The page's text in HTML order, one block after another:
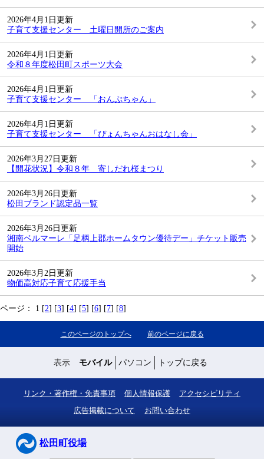
2026年4月1日更新
子育て支援センター 土曜日開所のご案内
2026年4月1日更新
令和８年度松田町スポーツ大会
2026年4月1日更新
子育て支援センター 「おんぷちゃん」
2026年4月1日更新
子育て支援センター 「ぴょんちゃんおはなし会」
2026年3月27日更新
【開花状況】令和８年 寄しだれ桜まつり
2026年3月26日更新
松田ブランド認定品一覧
2026年3月26日更新
湘南ベルマーレ「足柄上郡ホームタウン優待デー」チケット販売
開始
2026年3月2日更新
物価高対応子育て応援手当
ページ： 1 [2] [3] [4] [5] [6] [7] [8]
このページのトップへ 前のページに戻る
表示 モバイル パソコン トップに戻る
リンク・著作権・免責事項 個人情報保護
アクセシビリティ
広告掲載について
お問い合わせ
松田町役場